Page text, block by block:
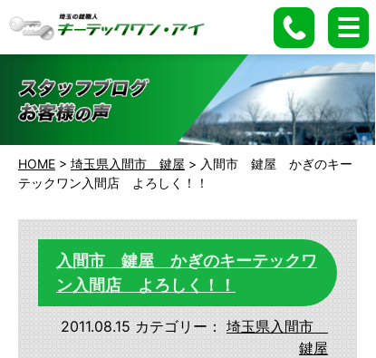
HOME > 埼玉県入間市 鍵屋 > 入間市 鍵屋 かぎのキー
テックワン入間店 よろしく！！
入間市 鍵屋 かぎのキーテックワ
ン入間店 よろしく！！
2011.08.15 カテゴリー： 埼玉県入間市
鍵屋